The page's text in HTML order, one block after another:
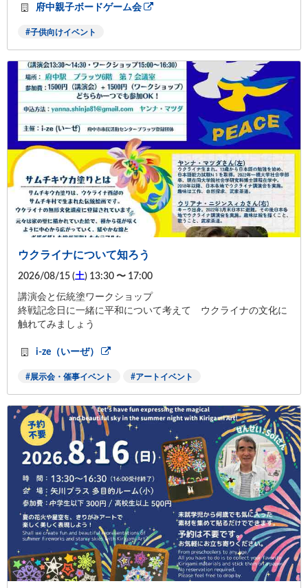
府中親子ボードゲーム会
子供向けイベント
ウクライナについて知ろう
2026/08/15 (土) 13:30 〜 17:00
講演会と伝統塗ワークショップ
終戦記念日に一緒に平和について考えて ウクライナの文化に
触れてみましょう
i-ze（いーぜ）
展示会・催事イベント アートイベント